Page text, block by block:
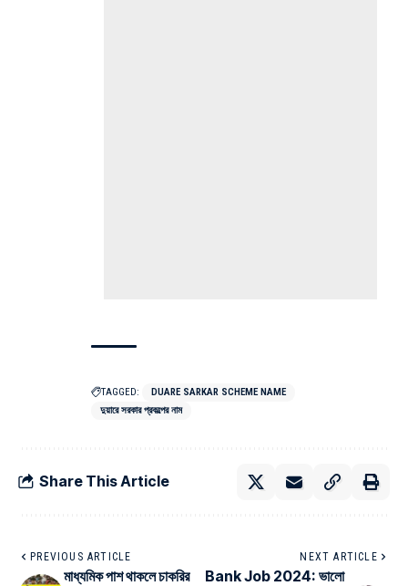
TAGGED:
DUARE SARKAR SCHEME NAME
দুয়ারে সরকার প্রকল্পের নাম
Share This Article
PREVIOUS ARTICLE
মাধ্যমিক পাশ থাকলে চাকরির
NEXT ARTICLE
Bank Job 2024: ভালো